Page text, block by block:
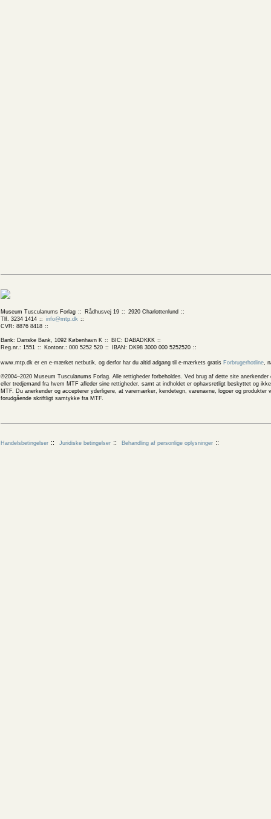
Museum Tusculanums Forlag Rådhusvej 19
2920 Charlottenlund
Tlf. 3234 1414
info@mtp.dk
CVR: 8876 8418
Bank: Danske Bank, 1092 København K
BIC: DABADKKK
Reg.nr.: 1551
Kontonr.: 000 5252 520 IBAN: DK98 3000 000 5252520
www.mtp.dk er en e-mærket netbutik, og derfor har du altid adgang til e-mærkets gratis Forbrugerhotline,
©2004–2020 Museum Tusculanums Forlag. Alle rettigheder forbeholdes. Ved brug af dette site
eller tredjemand fra hvem MTF afleder sine rettigheder, samt at indholdet er ophavsretligt beskyttet og
MTF. Du anerkender og accepterer yderligere, at varemærker, kendetegn, varenavne, logoer og
forudgående skriftligt samtykke fra MTF.
Handelsbetingelser Juridiske betingelser Behandling af personlige oplysninger